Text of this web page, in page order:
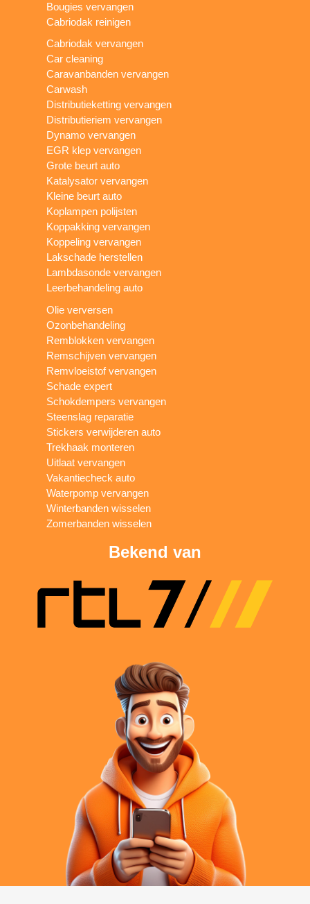
Bougies vervangen
Cabriodak reinigen
Cabriodak vervangen
Car cleaning
Caravanbanden vervangen
Carwash
Distributieketting vervangen
Distributieriem vervangen
Dynamo vervangen
EGR klep vervangen
Grote beurt auto
Katalysator vervangen
Kleine beurt auto
Koplampen polijsten
Koppakking vervangen
Koppeling vervangen
Lakschade herstellen
Lambdasonde vervangen
Leerbehandeling auto
Olie verversen
Ozonbehandeling
Remblokken vervangen
Remschijven vervangen
Remvloeistof vervangen
Schade expert
Schokdempers vervangen
Steenslag reparatie
Stickers verwijderen auto
Trekhaak monteren
Uitlaat vervangen
Vakantiecheck auto
Waterpomp vervangen
Winterbanden wisselen
Zomerbanden wisselen
Bekend van